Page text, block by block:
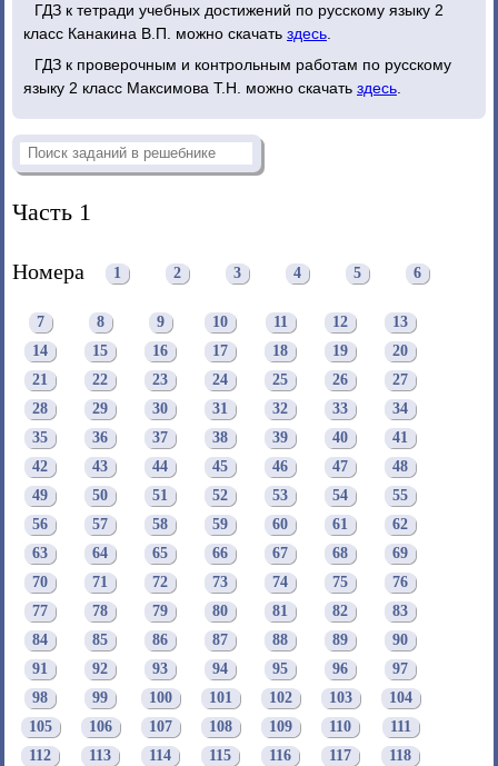
ГДЗ к тетради учебных достижений по русскому языку 2
класс Канакина В.П. можно скачать здесь.
ГДЗ к проверочным и контрольным работам по русскому
языку 2 класс Максимова Т.Н. можно скачать здесь.
Часть 1
Номера 1 2 3 4 5 6
7 8 9 10 11 12
13
14
15 16 17 18 19
20
21
22 23 24 25 26
27
28
29 30 31 32 33
34
35
36 37 38 39 40
41
42
43 44 45 46 47
48
49
50 51 52 53 54
55
56
57 58 59 60 61
62
63
64 65 66 67 68
69
70
71 72 73 74 75
76
77
78 79 80 81 82
83
84
85 86 87 88 89
90
91
92 93 94 95 96
97
98
99 100 101 102 103
104
105
106 107 108 109 110
111
112
113 114 115 116 117
118